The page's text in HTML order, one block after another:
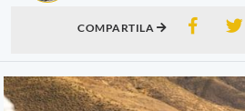
COMPARTILA